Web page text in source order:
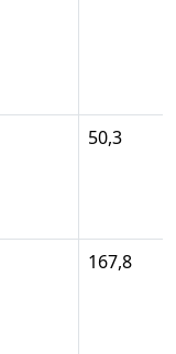
50,3
167,8